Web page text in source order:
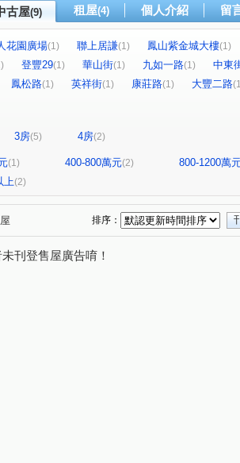
古屋(9) 租屋(4) 個人介紹 留
花園廣場(1) 聯上居謙(1) 鳳山紫金城大樓(1)
登豐29(1) 華山街(1) 九如一路(1)
中東
鳳松路(1) 英祥街(1) 康莊路(1) 大豐二路
3房(5) 4房(2)
(1) 400-800萬元(2)
800-1200萬
上(2)
排序：
刊登售屋廣告唷！